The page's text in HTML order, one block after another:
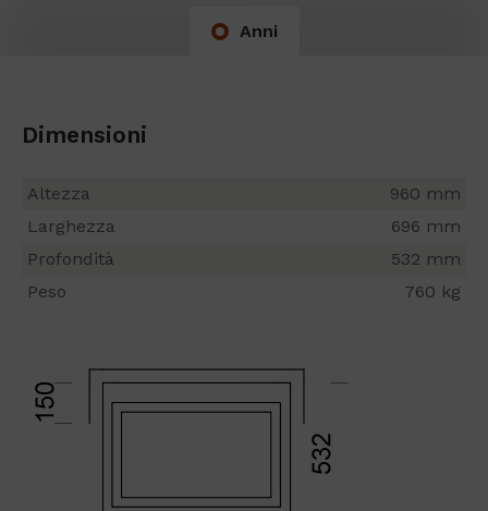
Anni
Dimensioni
Altezza
960 mm
Larghezza
696 mm
Profondità
532 mm
Peso
760 kg